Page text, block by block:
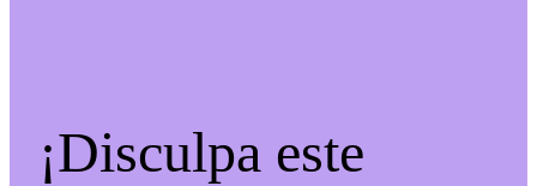
¡Disculpa este